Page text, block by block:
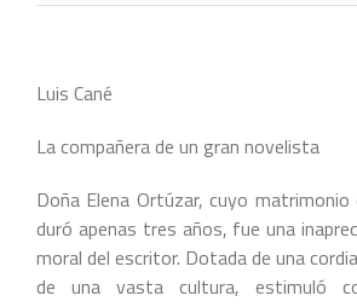
Luis Cané
La compañera de un gran novelista
Doña Elena Ortúzar, cuyo matrimonio
duró apenas tres años, fue una
moral del escritor. Dotada de una
de una vasta cultura, estimuló